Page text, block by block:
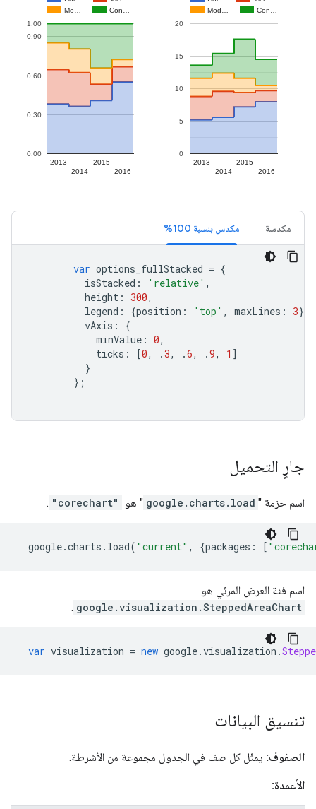
مكدسة مكدس بنسبة 100%
var options_fullStacked = {
isStacked : 'relative' ,
height : 300,
legend : {position : 'top' , maxLines : 3},
vAxis :
{
minValue : 0,
ticks : [0, .3, .6, .9, 1 ]
}
};
جارٍ التحميل
اسم حزمة " google.charts.load " هو "corechart"
.
google.charts . load( "current" , {packages : [
اسم فئة العرض المرئي هو
google.visualization.SteppedAreaChart
.
var visualization = new google.visualization .
تنسيق البيانات
الصفوف: يمثّل كل صف في الجدول مجموعة من الأشرطة.
الأعمدة: